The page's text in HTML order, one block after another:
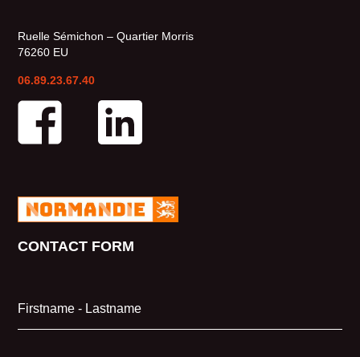
Ruelle Sémichon – Quartier Morris
76260 EU
06.89.23.67.40
CONTACT FORM
Firstname - Lastname